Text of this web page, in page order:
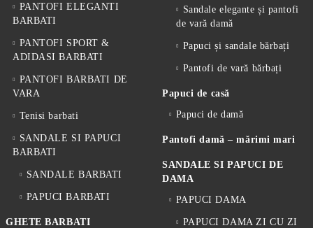
PANTOFI ELEGANTI
BARBATI
PANTOFI SPORT &
ADIDASI BARBATI
PANTOFI BARBATI DE
VARA
Tenisi barbati
SANDALE SI PAPUCI
BARBATI
SANDALE BARBATI
PAPUCI BARBATI
GHETE BARBATI
Sandale elegante și pantofi
de vară damă
Papuci și sandale bărbați
Pantofi de vară bărbați
Papuci de casă
Papuci de damă
Pantofi damă – mărimi mari
SANDALE SI PAPUCI DE
DAMA
PAPUCI DAMA
PAPUCI DAMA ZI CU ZI